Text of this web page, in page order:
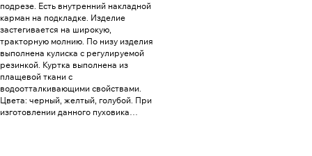
подрезе. Есть внутренний накладной
карман на подкладке. Изделие
застегивается на широкую,
тракторную молнию. По низу изделия
выполнена кулиска с регулируемой
резинкой. Куртка выполнена из
плащевой ткани с
водоотталкивающими свойствами.
Цвета: черный, желтый, голубой. При
изготовлении данного пуховика